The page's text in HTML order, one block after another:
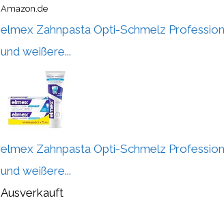
Amazon.de
elmex Zahnpasta Opti-Schmelz
und weißere...
elmex Zahnpasta Opti-Schmelz
und weißere...
Ausverkauft